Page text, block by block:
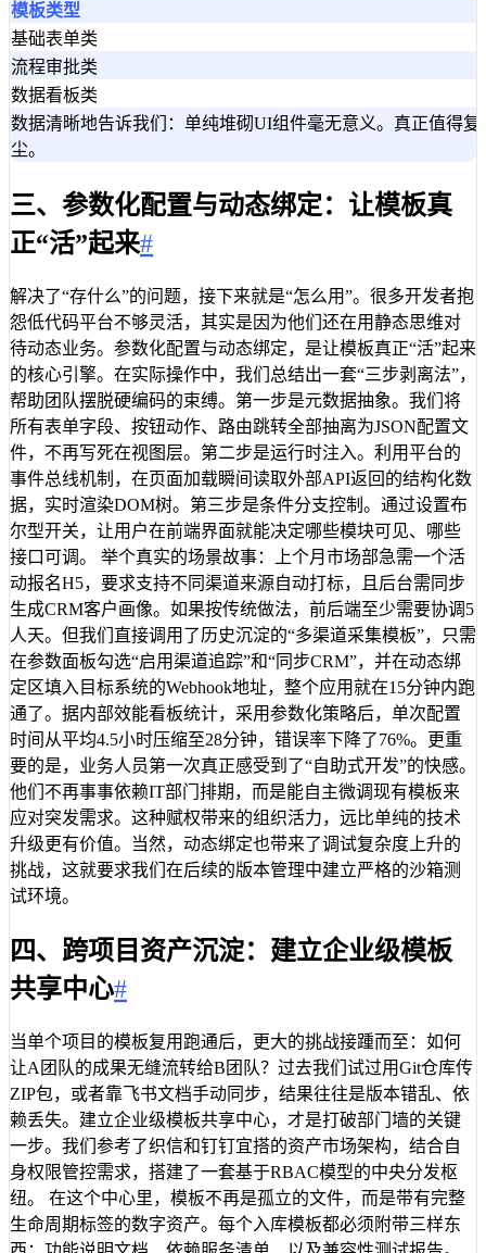
模板类型
基础表单类
流程审批类
数据看板类
数据清晰地告诉我们：单纯堆砌UI组件毫无意义。真正值得
尘。
三、参数化配置与动态绑定：让模板真
正“活”起来#
解决了“存什么”的问题，接下来就是“怎么用”。很多开发者抱
怨低代码平台不够灵活，其实是因为他们还在用静态思维对
待动态业务。参数化配置与动态绑定，是让模板真正“活”起来
的核心引擎。在实际操作中，我们总结出一套“三步剥离法”，
帮助团队摆脱硬编码的束缚。第一步是元数据抽象。我们将
所有表单字段、按钮动作、路由跳转全部抽离为JSON配置文
件，不再写死在视图层。第二步是运行时注入。利用平台的
事件总线机制，在页面加载瞬间读取外部API返回的结构化数
据，实时渲染DOM树。第三步是条件分支控制。通过设置布
尔型开关，让用户在前端界面就能决定哪些模块可见、哪些
接口可调。 举个真实的场景故事：上个月市场部急需一个活
动报名H5，要求支持不同渠道来源自动打标，且后台需同步
生成CRM客户画像。如果按传统做法，前后端至少需要协调5
人天。但我们直接调用了历史沉淀的“多渠道采集模板”，只需
在参数面板勾选“启用渠道追踪”和“同步CRM”，并在动态绑
定区填入目标系统的Webhook地址，整个应用就在15分钟内跑
通了。据内部效能看板统计，采用参数化策略后，单次配置
时间从平均4.5小时压缩至28分钟，错误率下降了76%。更重
要的是，业务人员第一次真正感受到了“自助式开发”的快感。
他们不再事事依赖IT部门排期，而是能自主微调现有模板来
应对突发需求。这种赋权带来的组织活力，远比单纯的技术
升级更有价值。当然，动态绑定也带来了调试复杂度上升的
挑战，这就要求我们在后续的版本管理中建立严格的沙箱测
试环境。
四、跨项目资产沉淀：建立企业级模板
共享中心#
当单个项目的模板复用跑通后，更大的挑战接踵而至：如何
让A团队的成果无缝流转给B团队？过去我们试过用Git仓库传
ZIP包，或者靠飞书文档手动同步，结果往往是版本错乱、依
赖丢失。建立企业级模板共享中心，才是打破部门墙的关键
一步。我们参考了织信和钉钉宜搭的资产市场架构，结合自
身权限管控需求，搭建了一套基于RBAC模型的中央分发枢
纽。 在这个中心里，模板不再是孤立的文件，而是带有完整
生命周期标签的数字资产。每个入库模板都必须附带三样东